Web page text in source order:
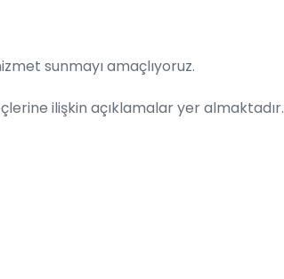
sunmayı amaçlıyoruz.
ilişkin açıklamalar yer almaktadır.